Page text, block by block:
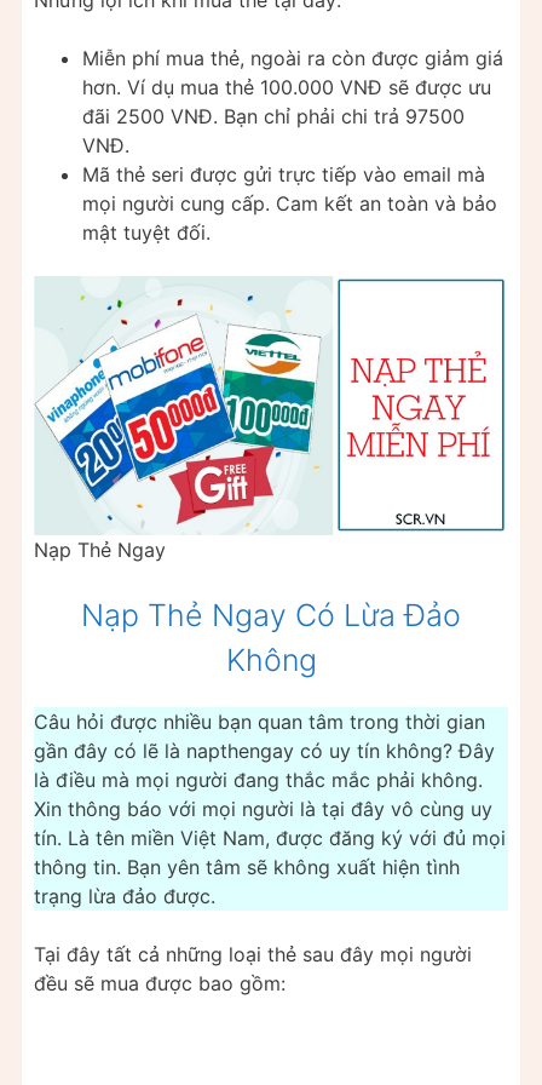
Miễn phí mua thẻ, ngoài ra còn được giảm giá
hơn. Ví dụ mua thẻ 100.000 VNĐ sẽ được ưu
đãi 2500 VNĐ. Bạn chỉ phải chi trả 97500
VNĐ.
Mã thẻ seri được gửi trực tiếp vào email mà
mọi người cung cấp. Cam kết an toàn và bảo
mật tuyệt đối.
Nạp Thẻ Ngay
Nạp Thẻ Ngay Có Lừa Đảo
Không
Câu hỏi được nhiều bạn quan tâm trong thời gian
gần đây có lẽ là napthengay có uy tín không? Đây
là điều mà mọi người đang thắc mắc phải không.
Xin thông báo với mọi người là tại đây vô cùng uy
tín. Là tên miền Việt Nam, được đăng ký với đủ mọi
thông tin. Bạn yên tâm sẽ không xuất hiện tình
trạng lừa đảo được.
Tại đây tất cả những loại thẻ sau đây mọi người
đều sẽ mua được bao gồm: